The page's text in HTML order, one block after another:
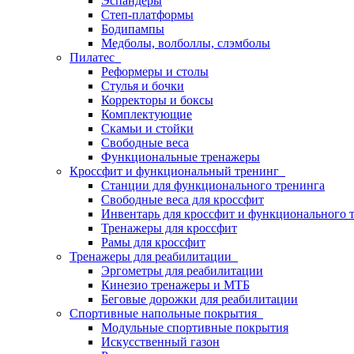
Степ-платформы
Бодипампы
Медболы, волболлы, слэмболы
Пилатес
Реформеры и столы
Стулья и бочки
Корректоры и боксы
Комплектующие
Скамьи и стойки
Свободные веса
Функциональные тренажеры
Кроссфит и функциональный тренинг
Станции для функционального тренинга
Свободные веса для кроссфит
Инвентарь для кроссфит и функционального
Тренажеры для кроссфит
Рамы для кроссфит
Тренажеры для реабилитации
Эргометры для реабилитации
Кинезио тренажеры и МТБ
Беговые дорожки для реабилитации
Спортивные напольные покрытия
Модульные спортивные покрытия
Искусственный газон